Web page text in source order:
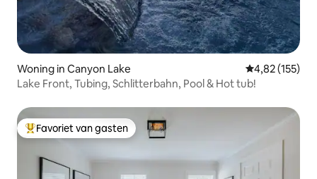
Woning in Canyon Lake Gemiddelde
4,82 (155)
Lake Front, Tubing, Schlitterbahn, Pool & Hot tub!
Topfavoriet van gasten
Favoriet van gasten